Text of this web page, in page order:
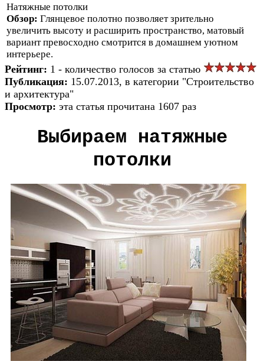
Натяжные потолки
Обзор: Глянцевое полотно позволяет зрительно
увеличить высоту и расширить пространство, матовый
вариант превосходно смотрится в домашнем уютном
интерьере.
Рейтинг: 1 - количество голосов за статью
Публикация: 15.07.2013, в категории "Строительство
и архитектура"
Просмотр: эта статья прочитана 1607 раз
Выбираем натяжные
потолки